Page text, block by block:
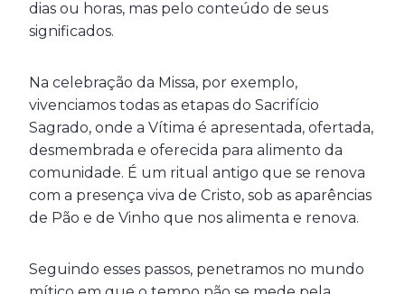
dias ou horas, mas pelo conteúdo de seus
significados.
Na celebração da Missa, por exemplo,
vivenciamos todas as etapas do Sacrifício
Sagrado, onde a Vítima é apresentada, ofertada,
desmembrada e oferecida para alimento da
comunidade. É um ritual antigo que se renova
com a presença viva de Cristo, sob as aparências
de Pão e de Vinho que nos alimenta e renova.
Seguindo esses passos, penetramos no mundo